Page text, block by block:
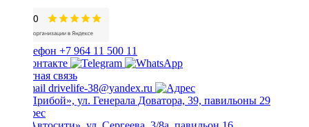
+7 964 11 500 11
Обратная связь
drivelife-38@yandex.ru
ТЦ «Прибой», ул. Генерала Доватора, 39, павильоны 29